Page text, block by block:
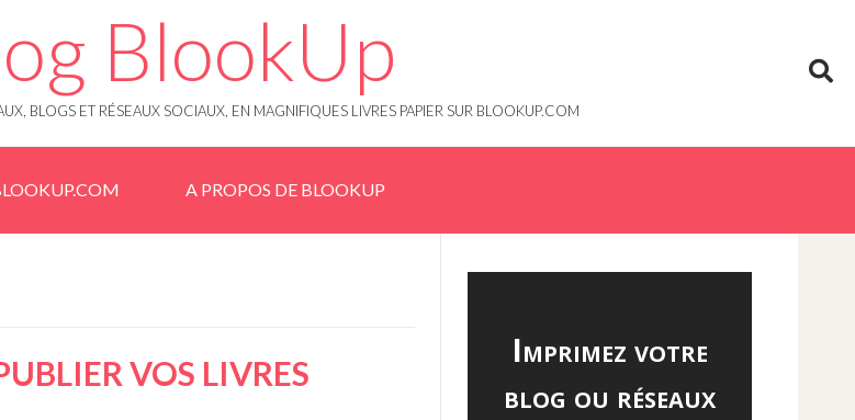
BlookUp
BLOGS ET RÉSEAUX SOCIAUX, EN MAGNIFIQUES LIVRES PAPIER SUR BLOOKUP.COM
A PROPOS DE BLOOKUP
VOS LIVRES
Imprimez votre
blog ou réseaux